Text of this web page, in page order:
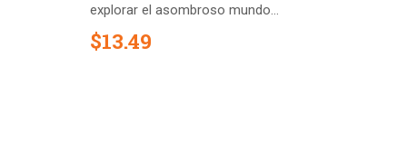
explorar el asombroso mundo...
$13.49